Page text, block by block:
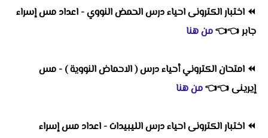
⏪ اختبار الكترونى احياء درس الحمض النووي - اعداد مس إسراء
جابر👈
👈من هنا
⏪ امتحان الكتروني أحياء درس ( الاحماض النووية ) - مس
إيرينى👈
👈من هنا
⏪ اختبار الكترونى احياء درس الليبيدات - اعداد مس إسراء